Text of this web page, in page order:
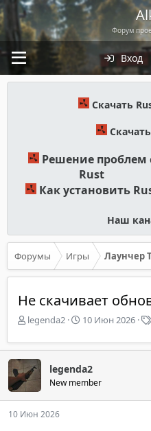
Форум
Вход
Скачать
Решение проблем
Rust
Как установить
Наш
Форумы Игры Лаунчер
Не скачивает
А
т
о
р
т
е
ы
legenda2
Д
т
н
а
10 Июн 2026
legenda2
New member
10 Июн 2026